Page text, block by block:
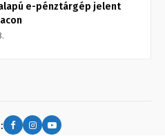
e-pénztárgép jelent